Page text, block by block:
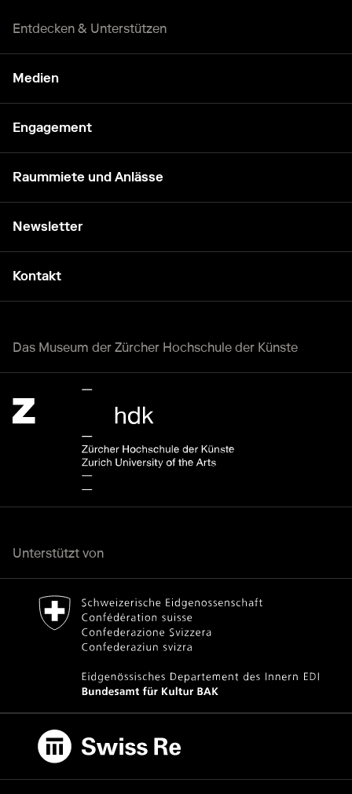
Entdecken & Unterstützen
Medien
Engagement
Raummiete und Anlässe
Newsletter
Kontakt
Das Museum der Zürcher Hochschule der Künste
Unterstützt von